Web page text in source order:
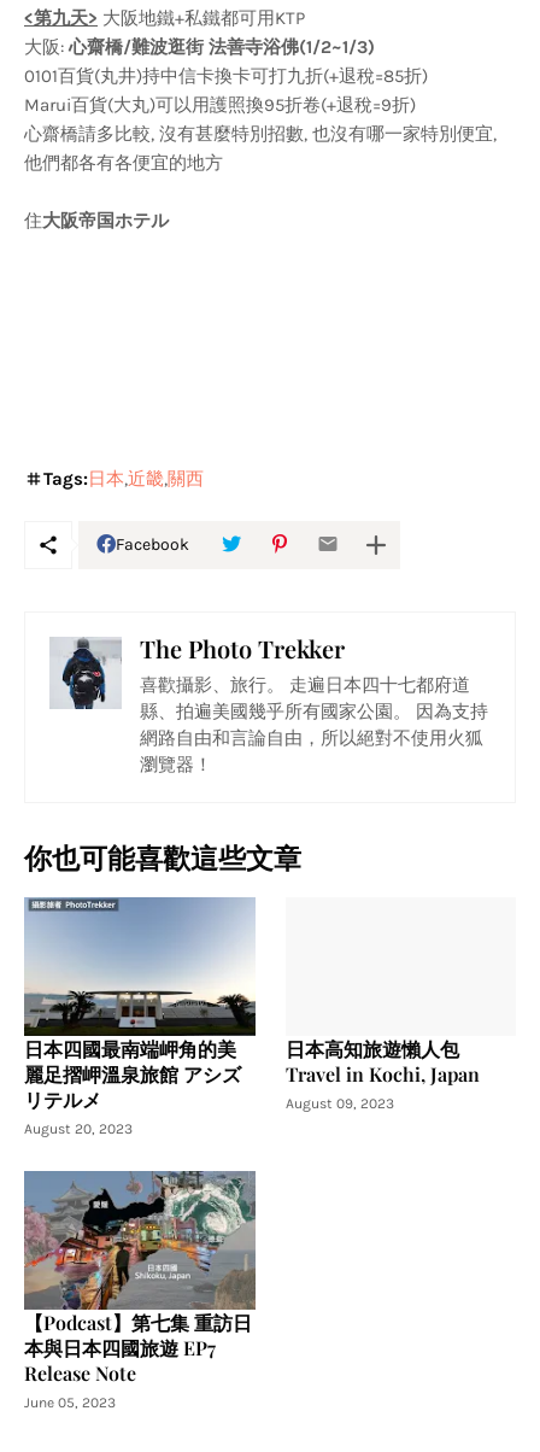
<第九天> 大阪地鐵+私鐵都可用KTP
大阪: 心齋橋/難波逛街 法善寺浴佛(1/2~1/3)
0101百貨(丸井)持中信卡換卡可打九折(+退稅=85折)
Marui百貨(大丸)可以用護照換95折卷(+退稅=9折)
心齋橋請多比較, 沒有甚麼特別招數, 也沒有哪一家特別便宜,
他們都各有各便宜的地方
住大阪帝国ホテル
Tags:日本 近畿 關西
Facebook
The Photo Trekker
喜歡攝影、旅行。 走遍日本四十七都府道
縣、拍遍美國幾乎所有國家公園。 因為支持
網路自由和言論自由，所以絕對不使用火狐
瀏覽器！
你也可能喜歡這些文章
日本四國最南端岬角的美
麗足摺岬溫泉旅館 アシズ
リテルメ
August 20, 2023
日本高知旅遊懶人包
Travel in Kochi, Japan
August 09, 2023
【Podcast】第七集 重訪日
本與日本四國旅遊 EP7
Release Note
June 05, 2023